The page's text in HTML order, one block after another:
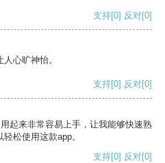
支持[0] 反对[0]
心旷神怡。
支持[0] 反对[0]
起来非常容易上手，让我能够快速熟
松使用这款app。
支持[0] 反对[0]